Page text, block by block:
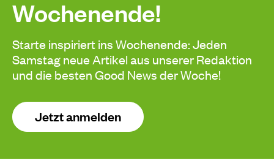
Wochenende!
Starte inspiriert ins Wochenende: Jeden
Samstag neue Artikel aus unserer Redaktion
und die besten Good News der Woche!
Jetzt anmelden